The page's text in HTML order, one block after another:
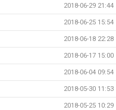
2018-06-29 21:44
2018-06-25 15:54
2018-06-18 22:28
2018-06-17 15:00
2018-06-04 09:54
2018-05-30 11:53
2018-05-25 10:29